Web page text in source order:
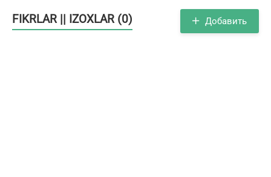
FIKRLAR || IZOXLAR (0) Добавить